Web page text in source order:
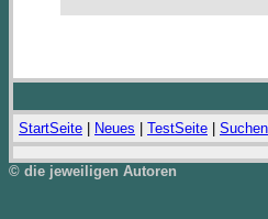
StartSeite Neues TestSeite Suchen
© die jeweiligen Autoren